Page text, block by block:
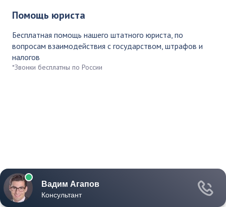
Помощь юриста
Бесплатная помощь нашего штатного юриста, по
вопросам взаимодействия с государством, штрафов и
налогов
*Звонки бесплатны по России